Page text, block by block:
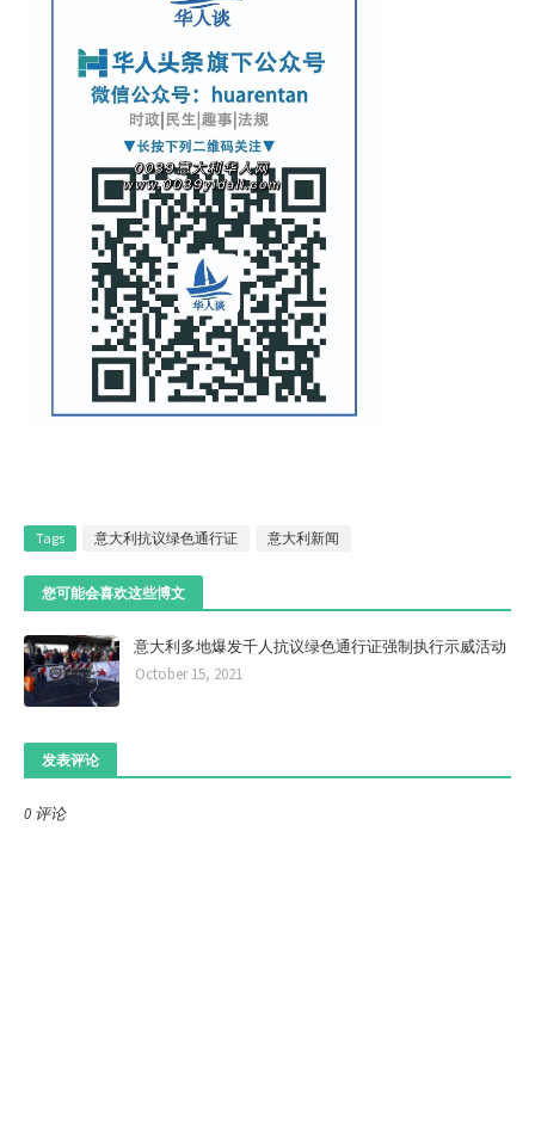
Tags 意大利抗议绿色通行证 意大利新闻
您可能会喜欢这些博文
意大利多地爆发千人抗议绿色通行证强制执行示威活动
October 15, 2021
发表评论
0 评论